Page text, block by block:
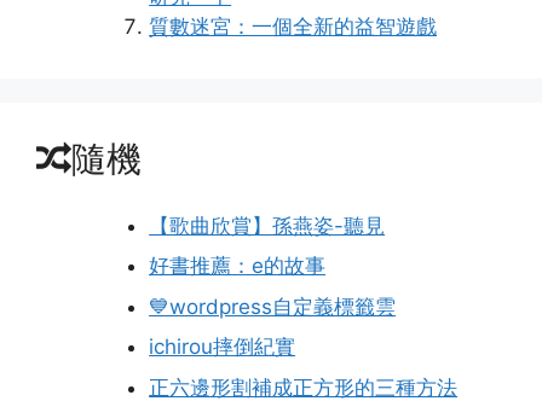
質數迷宮：一個全新的益智遊戲
隨機
【歌曲欣賞】孫燕姿-聽見
好書推薦：e的故事
💙wordpress自定義標籤雲
ichirou摔倒紀實
正六邊形割補成正方形的三種方法